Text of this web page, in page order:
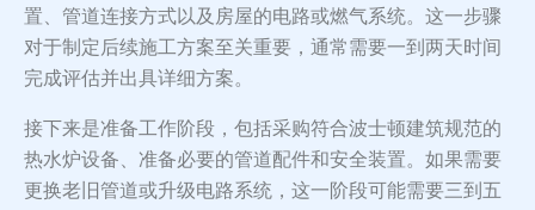
置、管道连接方式以及房屋的电路或燃气系统。这一步骤
对于制定后续施工方案至关重要，通常需要一到两天时间
完成评估并出具详细方案。
接下来是准备工作阶段，包括采购符合波士顿建筑规范的
热水炉设备、准备必要的管道配件和安全装置。如果需要
更换老旧管道或升级电路系统，这一阶段可能需要三到五